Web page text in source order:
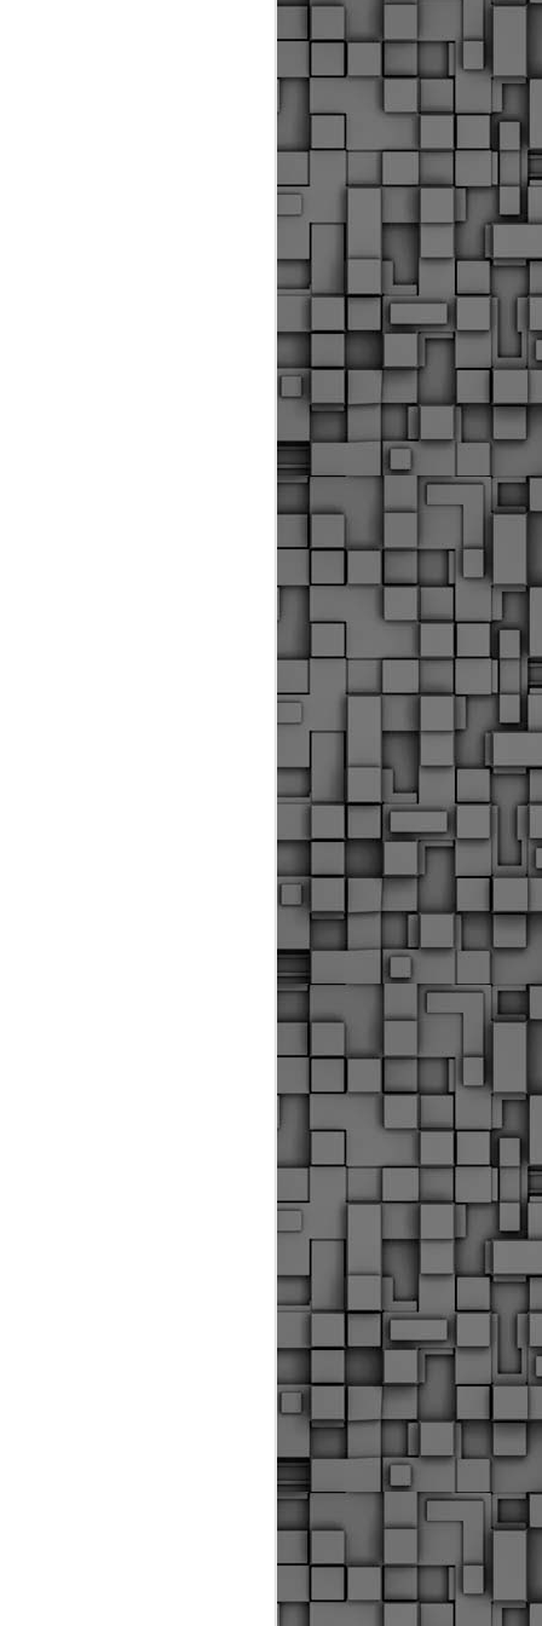
αστυνομικούς, οι οποίοι έχουν
εκπαίδευσή τους και
καθήκοντα.
ο Δήμος παρέλαβε τρία
οποία θα χρησιμοποιούνται για
μετακινήσεις των